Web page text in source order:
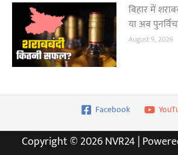
बिहार में
या अब
August 9, 2026
Facebook
Copyright © 2026 NVR24 |